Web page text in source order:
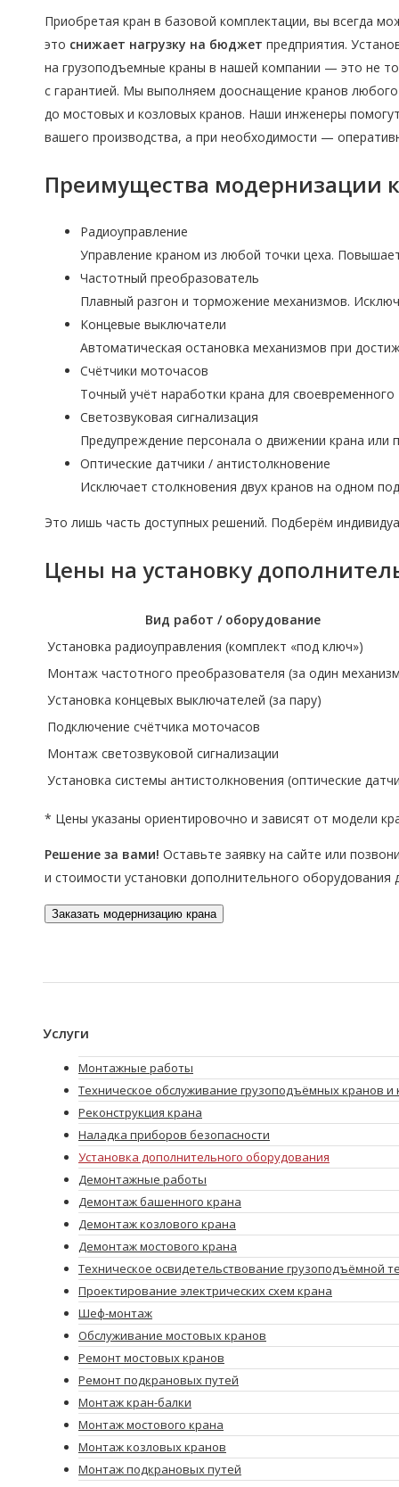
Приобретая кран в базовой комплектации, вы всегда
это снижает нагрузку на бюджет предприятия.
на грузоподъемные краны в нашей компании — это не
с гарантией. Мы выполняем дооснащение кранов
до мостовых и козловых кранов. Наши инженеры
вашего производства, а при необходимости —
Преимущества модернизации
Радиоуправление
Управление краном из любой точки цеха.
Частотный преобразователь
Плавный разгон и торможение механизмов.
Концевые выключатели
Автоматическая остановка механизмов при
Счётчики моточасов
Точный учёт наработки крана для
Светозвуковая сигнализация
Предупреждение персонала о движении крана
Оптические датчики / антистолкновение
Исключает столкновения двух кранов на одном
Это лишь часть доступных решений. Подберём
Цены на установку
Вид работ / оборудование
Установка радиоуправления (комплект «под ключ»)
Монтаж частотного преобразователя (за один
Установка концевых выключателей (за пару)
Подключение счётчика моточасов
Монтаж светозвуковой сигнализации
Установка системы антистолкновения (оптические
* Цены указаны ориентировочно и зависят от модели
Решение за вами! Оставьте заявку на сайте или
и стоимости установки дополнительного оборудования
Заказать модернизацию крана
Услуги
Монтажные работы
Техническое обслуживание грузоподъёмных кранов и
Реконструкция крана
Наладка приборов безопасности
Установка дополнительного оборудования
Демонтажные работы
Демонтаж башенного крана
Демонтаж козлового крана
Демонтаж мостового крана
Техническое освидетельствование грузоподъёмной
Проектирование электрических схем крана
Шеф-монтаж
Обслуживание мостовых кранов
Ремонт мостовых кранов
Ремонт подкрановых путей
Монтаж кран-балки
Монтаж мостового крана
Монтаж козловых кранов
Монтаж подкрановых путей